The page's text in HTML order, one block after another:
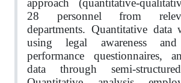
approach (quantitative-
28 personnel from
departments. Quantitative data
using legal awareness and
performance questionnaires,
data through semi-